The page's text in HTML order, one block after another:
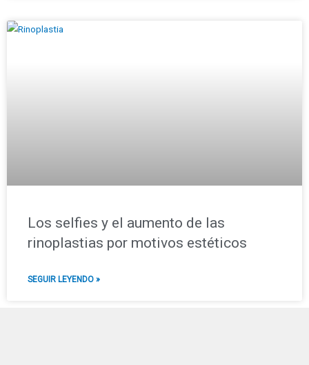
Los selfies y el aumento de las
rinoplastias por motivos estéticos
SEGUIR LEYENDO »